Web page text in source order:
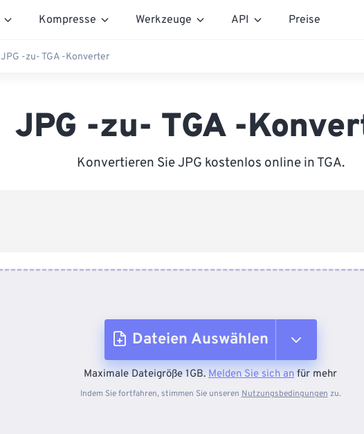
Kompresse Werkzeuge API Preise
JPG -zu- TGA -Konverter
JPG -zu- TGA -
Konvertieren Sie JPG kostenlos online in TGA.
Dateien Auswählen
Vom Gerät
Maximale Dateigröße 1GB. Melden Sie sich an für mehr
Indem Sie fortfahren, stimmen Sie unseren Nutzungsbedingungen zu.